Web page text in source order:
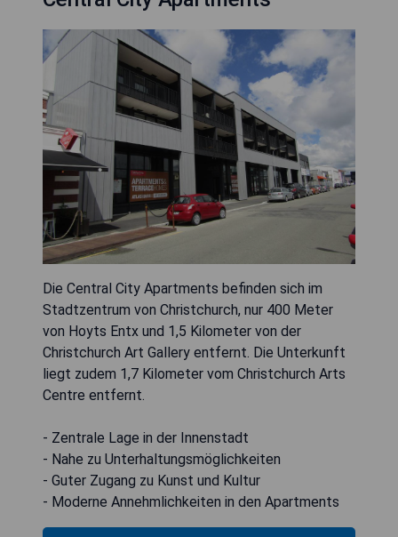
Die Central City Apartments befinden sich im
Stadtzentrum von Christchurch, nur 400 Meter
von Hoyts Entx und 1,5 Kilometer von der
Christchurch Art Gallery entfernt. Die Unterkunft
liegt zudem 1,7 Kilometer vom Christchurch Arts
Centre entfernt.
- Zentrale Lage in der Innenstadt
- Nahe zu Unterhaltungsmöglichkeiten
- Guter Zugang zu Kunst und Kultur
- Moderne Annehmlichkeiten in den Apartments